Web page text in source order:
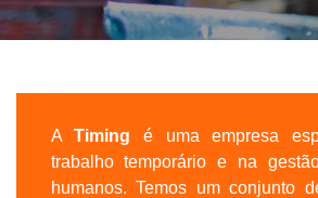
ATiming é uma empresa
trabalho temporário e na
humanos. Temos um conjunto